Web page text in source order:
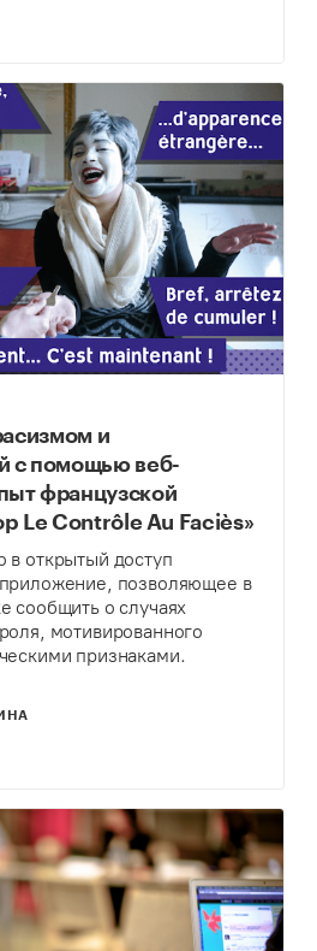
и
с помощью веб-
французской
Le Contrôle Au Faciès»
открытый доступ
позволяющее в
сообщить о случаях
мотивированного
признаками.